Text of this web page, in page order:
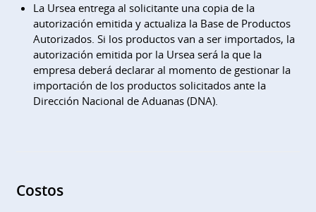
La Ursea entrega al solicitante una copia de la
autorización emitida y actualiza la Base de Productos
Autorizados. Si los productos van a ser importados, la
autorización emitida por la Ursea será la que la
empresa deberá declarar al momento de gestionar la
importación de los productos solicitados ante la
Dirección Nacional de Aduanas (DNA).
Costos